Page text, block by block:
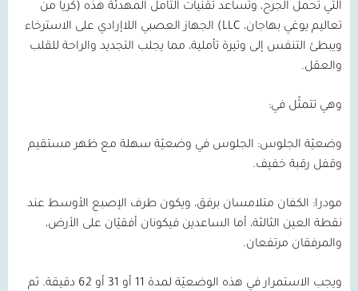
التي تحمل الجرح، وتساعد تقنيات التأمل المهدئة هذه (كريا من
تعاليم يوغي بهاجان، LLC) الجهاز العصبي اللاإرادي على الاسترخاء
ويبطئ التنفس إلى وتيرة تأملية، مما يجلب التجديد والراحة للقلب
والعقل.
وهي تتمثّل في:
وضعيّة الجلوس: الجلوس في وضعيّة سهلة مع ظهر مستقيم
وقفل رقبة خفيف.
مودرا: الكفان متلامسان برفق، ويكون طرف الإصبع الأوسط عند
نقطة العين الثالثة، أما الساعدين فيكونان أفقيّان على الأرض،
والمرفقان مرتفعان.
ويجب الاستمرار في هذه الوضعيّة لمدة 11 أو 31 أو 62 دقيقة. ثم